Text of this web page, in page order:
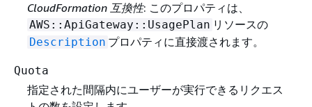
CloudFormation 互換性: このプロパティは、
AWS::ApiGateway::UsagePlan リソースの
Description プロパティに直接渡されます。
Quota
指定された間隔内にユーザーが実行できるリクエス